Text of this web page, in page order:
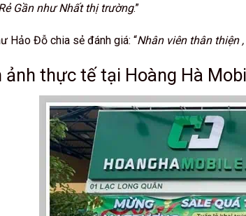
Gần như Nhất thị trường.”
Hảo Đỗ chia sẻ đánh giá: “Nhân viên thân thiện
ảnh thực tế tại Hoàng Hà